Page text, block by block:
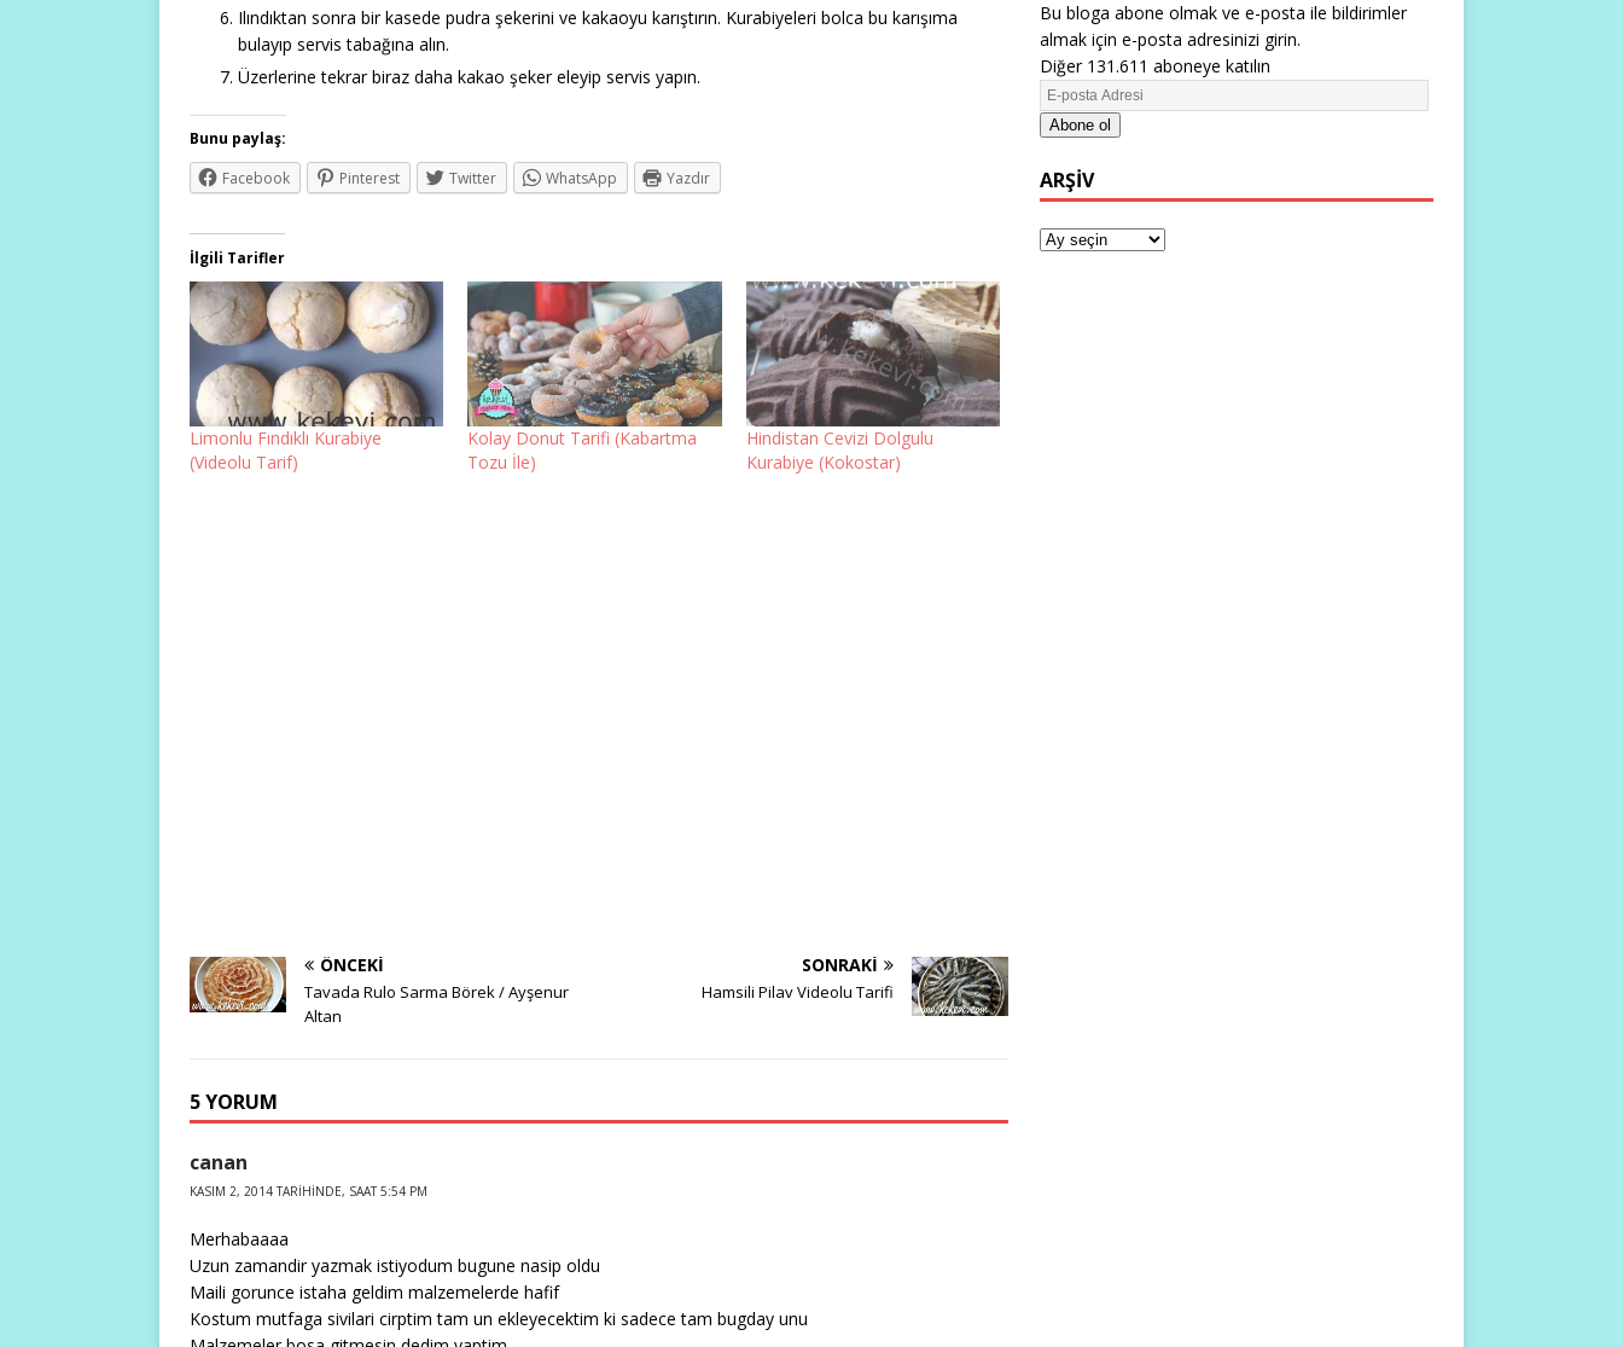
Ilındıktan sonra bir kasede pudra şekerini ve kakaoyu karıştırın. Kurabiyeleri bolca bu karışıma
bulayıp servis tabağına alın.
Üzerlerine tekrar biraz daha kakao şeker eleyip servis yapın.
Bunu paylaş:
Facebook
Pinterest Twitter WhatsApp Yazdır
İlgili Tarifler
Limonlu Fındıklı Kurabiye
(Videolu Tarif)
Kolay Donut Tarifi (Kabartma
Tozu İle)
Hindistan Cevizi Dolgulu
Kurabiye (Kokostar)
ÖNCEKI
Tavada Rulo Sarma Börek / Ayşenur
Altan
SONRAKI
Hamsili Pilav Videolu Tarifi
5 YORUM
canan
KASIM 2, 2014 TARIHINDE, SAAT 5:54 PM
Merhabaaaa
Uzun zamandir yazmak istiyodum bugune nasip oldu
Maili gorunce istaha geldim malzemelerde hafif
Kostum mutfaga sivilari cirptim tam un ekleyecektim ki sadece tam bugday unu
Bu bloga abone olmak ve e-posta ile bildirimler
almak için e-posta adresinizi girin.
Diğer 131.611 aboneye katılın
Abone ol
ARŞIV